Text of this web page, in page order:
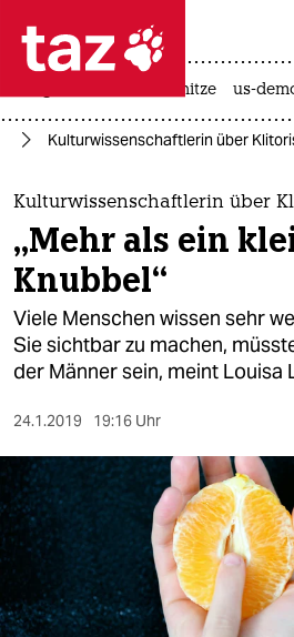
 taz zahl ich
taz zahl ich
themen
politik
öko
gesellschaft
sport
berlin
nord
wahrheit
hitze us-
Kulturwissenschaftlerin über
Kulturwissenschaftlerin über
„Mehr als ein
Knubbel“
Viele Menschen wissen sehr
Sie sichtbar zu machen,
der Männer sein, meint Louisa
24.1.2019 19:16 Uhr